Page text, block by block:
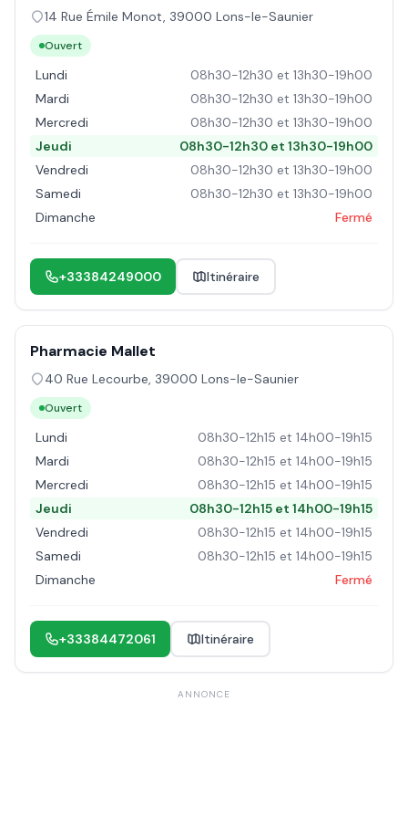
14 Rue Émile Monot, 39000 Lons-le-Saunier
Ouvert
Lundi
08h30-12h30 et 13h30-19h00
Mardi
08h30-12h30 et 13h30-19h00
Mercredi
08h30-12h30 et 13h30-19h00
Jeudi
08h30-12h30 et 13h30-19h00
Vendredi
08h30-12h30 et 13h30-19h00
Samedi
08h30-12h30 et 13h30-19h00
Dimanche
Fermé
+33384249000 Itinéraire
Pharmacie Mallet
40 Rue Lecourbe, 39000 Lons-le-Saunier
Ouvert
Lundi
08h30-12h15 et 14h00-19h15
Mardi
08h30-12h15 et 14h00-19h15
Mercredi
08h30-12h15 et 14h00-19h15
Jeudi
08h30-12h15 et 14h00-19h15
Vendredi
08h30-12h15 et 14h00-19h15
Samedi
08h30-12h15 et 14h00-19h15
Dimanche
Fermé
+33384472061 Itinéraire
ANNONCE